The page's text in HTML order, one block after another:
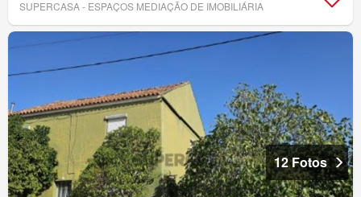
SUPERCASA - ESPAÇOS MEDIAÇÃO DE IMOBILIÁRIA
12 Fotos